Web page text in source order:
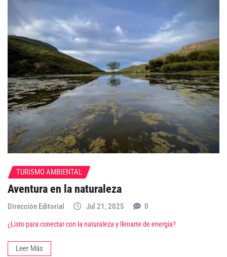
TURISMO AMBIENTAL
Aventura en la naturaleza
Dirección Editorial Jul 21, 2025 0
¿Listo para conectar con la naturaleza y llenarte de energía?
Leer Más